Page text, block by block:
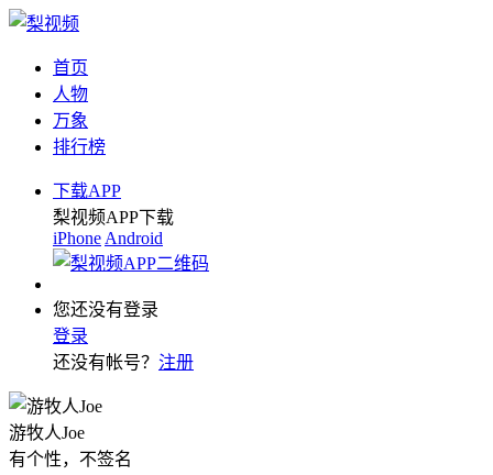
首页
人物
万象
排行榜
下载APP
梨视频APP下载
iPhone Android
您还没有登录
登录
还没有帐号？ 注册
游牧人Joe
有个性，不签名